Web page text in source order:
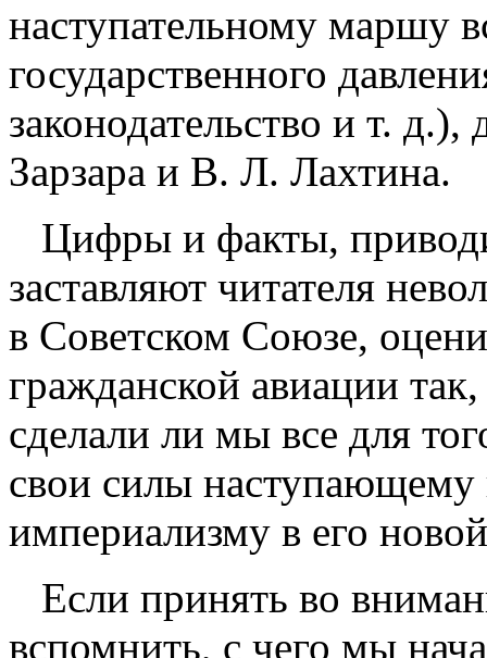
наступательному маршу
государственного
законодательство и т.
Зарзара и В. Л. Лахтина.
Цифры и факты,
заставляют читателя
в Советском Союзе,
гражданской авиации
сделали ли мы все для
свои силы наступающему
империализму в его
Если принять во
вспомнить, с чего мы